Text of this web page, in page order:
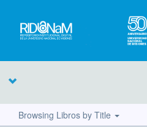
Browsing Libros by Title